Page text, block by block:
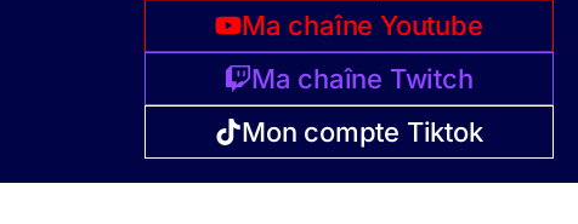
Ma chaîne Youtube
Ma chaîne Twitch
Mon compte Tiktok